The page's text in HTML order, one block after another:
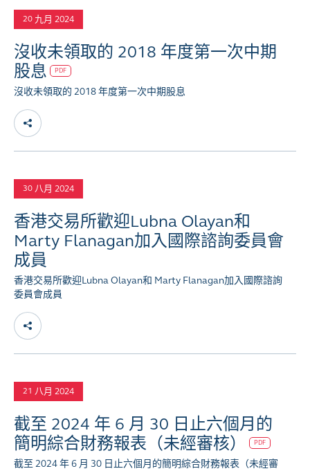
20 九月 2024
沒收未領取的 2018 年度第一次中期
股息
PDF
沒收未領取的 2018 年度第一次中期股息
30 八月 2024
香港交易所歡迎Lubna Olayan和
Marty Flanagan加入國際諮詢委員會
成員
香港交易所歡迎Lubna Olayan和 Marty Flanagan加入國際諮詢
委員會成員
21 八月 2024
截至 2024 年 6 月 30 日止六個月的
簡明綜合財務報表（未經審核）
PDF
截至 2024 年 6 月 30 日止六個月的簡明綜合財務報表（未經審